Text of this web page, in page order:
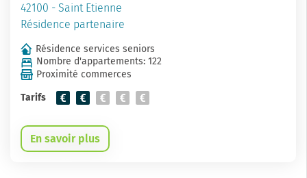
42100 - Saint Etienne
Résidence partenaire
Résidence services seniors
Nombre d'appartements: 122
Proximité commerces
Tarifs
En savoir plus